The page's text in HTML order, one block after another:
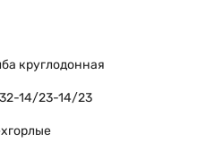
круглодонная
14/23-14/23